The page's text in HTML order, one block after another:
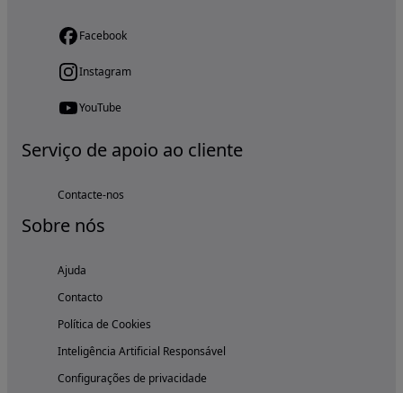
Facebook
Instagram
YouTube
Serviço de apoio ao cliente
Contacte-nos
Sobre nós
Ajuda
Contacto
Política de Cookies
Inteligência Artificial Responsável
Configurações de privacidade